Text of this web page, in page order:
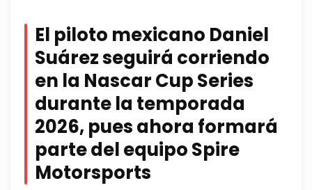
El piloto mexicano Daniel
Suárez seguirá corriendo
en la Nascar Cup Series
durante la temporada
2026, pues ahora formará
parte del equipo Spire
Motorsports